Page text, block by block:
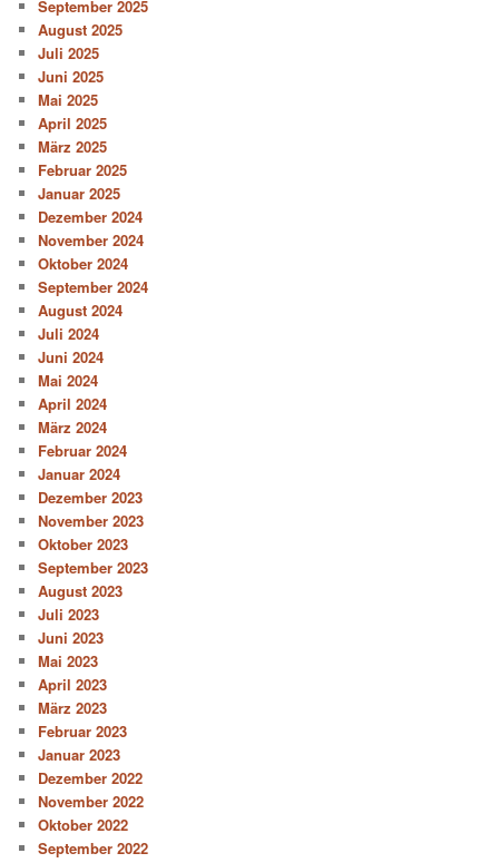
September 2025
August 2025
Juli 2025
Juni 2025
Mai 2025
April 2025
März 2025
Februar 2025
Januar 2025
Dezember 2024
November 2024
Oktober 2024
September 2024
August 2024
Juli 2024
Juni 2024
Mai 2024
April 2024
März 2024
Februar 2024
Januar 2024
Dezember 2023
November 2023
Oktober 2023
September 2023
August 2023
Juli 2023
Juni 2023
Mai 2023
April 2023
März 2023
Februar 2023
Januar 2023
Dezember 2022
November 2022
Oktober 2022
September 2022